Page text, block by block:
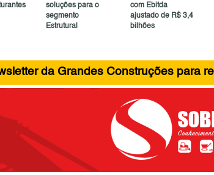
soluções para o
segmento
Estrutural
com Ebitda
ajustado de R$ 3,4
bilhões
da Grandes Construções para